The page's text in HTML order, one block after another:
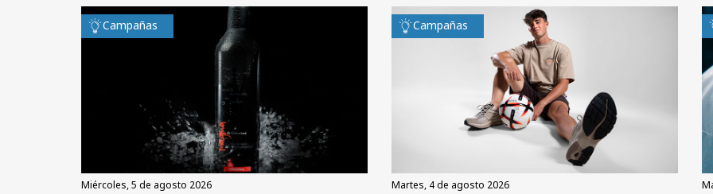
Campañas
miércoles, 5 de agosto 2026
Campañas
martes, 4 de agosto 2026